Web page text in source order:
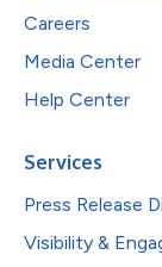
Careers
Media Center
Help Center
Services
Press Release
Visibility &